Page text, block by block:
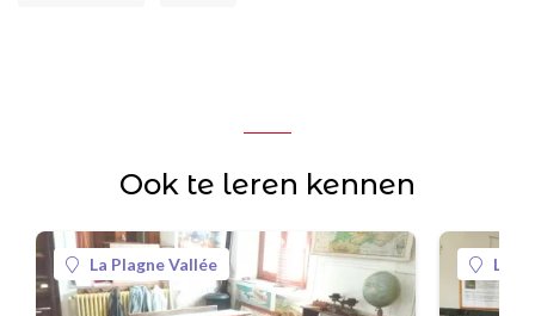
Ook te leren kennen
La Plagne Vallée La